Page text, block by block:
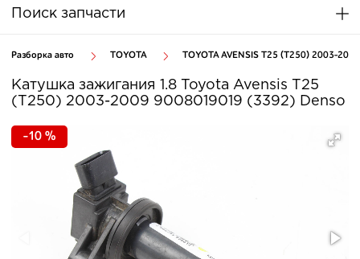
Поиск запчасти
Разборка авто TOYOTA TOYOTA AVENSIS T25 (T250) 2003-2009
Катушка зажигания 1.8 Toyota Avensis T25
(T250) 2003-2009 9008019019 (3392) Denso
-10 %